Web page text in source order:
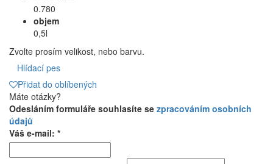
0.780
objem
0,5l
Zvolte prosím velikost, nebo barvu.
Hlídací pes
Přidat do oblíbených
Máte otázky?
Odesláním formuláře souhlasíte se zpracováním osobních
údajů
Váš e-mail: *